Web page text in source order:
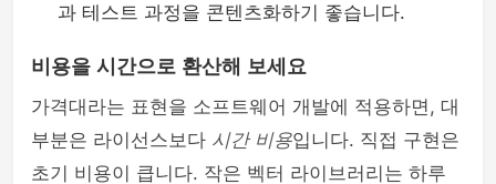
과 테스트 과정을 콘텐츠화하기 좋습니다.
비용을 시간으로 환산해 보세요
가격대라는 표현을 소프트웨어 개발에 적용하면, 대
부분은 라이선스보다 시간 비용입니다. 직접 구현은
초기 비용이 큽니다. 작은 벡터 라이브러리는 하루